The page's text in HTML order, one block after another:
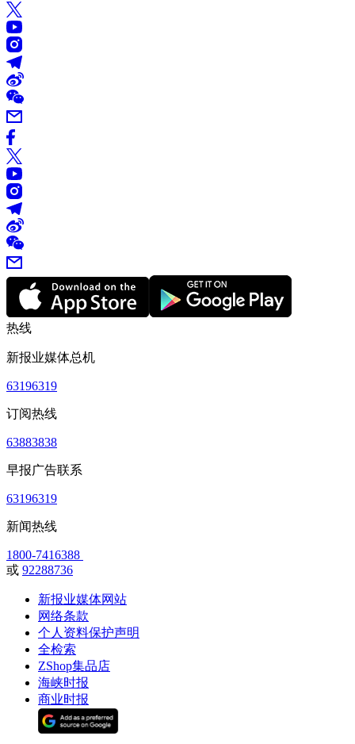
热线
新报业媒体总机
63196319
订阅热线
63883838
早报广告联系
63196319
新闻热线
1800-7416388
或 92288736
新报业媒体网站
网络条款
个人资料保护声明
全检索
ZShop集品店
海峡时报
商业时报